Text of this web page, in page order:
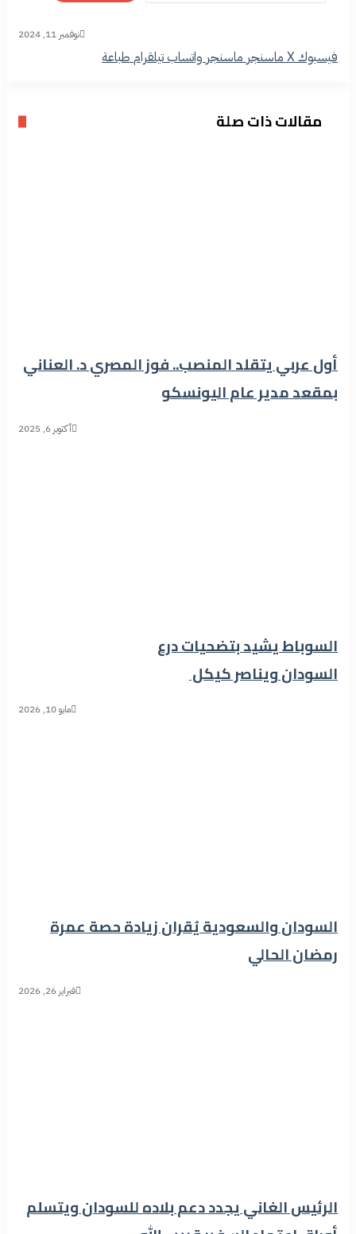
نوفمبر 11, 2024
فيسبوك‫Xماسنجر ماسنجر واتسابتيلقرامطباعة
مقالات ذات صلة
أول عربي يتقلد المنصب.. فوز المصري د. العناني
بمقعد مدير عام اليونسكو
أكتوبر 6, 2025
السوباط يشيد بتضحيات درع
السودان ويناصر كيكل
مايو 10, 2026
السودان والسعودية يُقران زيادة حصة عمرة
رمضان الحالي
فبراير 26, 2026
الرئيس الغاني يجدد دعم بلاده للسودان ويتسلم